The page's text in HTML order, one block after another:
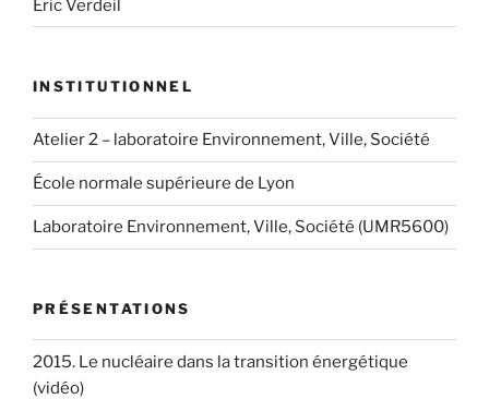
Eric Verdeil
INSTITUTIONNEL
Atelier 2 – laboratoire Environnement, Ville, Société
École normale supérieure de Lyon
Laboratoire Environnement, Ville, Société (UMR5600)
PRÉSENTATIONS
2015. Le nucléaire dans la transition énergétique
(vidéo)